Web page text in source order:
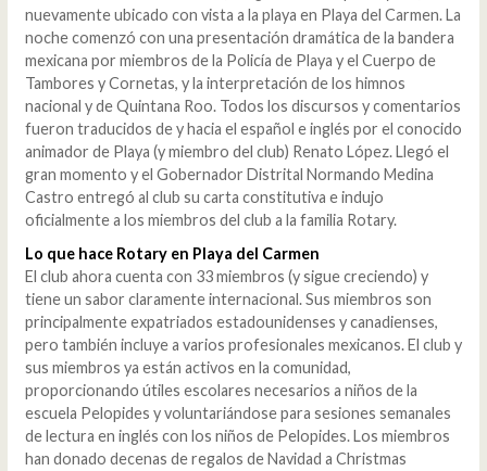
nuevamente ubicado con vista a la playa en Playa del Carmen. La
noche comenzó con una presentación dramática de la bandera
mexicana por miembros de la Policía de Playa y el Cuerpo de
Tambores y Cornetas, y la interpretación de los himnos
nacional y de Quintana Roo. Todos los discursos y comentarios
fueron traducidos de y hacia el español e inglés por el conocido
animador de Playa (y miembro del club) Renato López. Llegó el
gran momento y el Gobernador Distrital Normando Medina
Castro entregó al club su carta constitutiva e indujo
oficialmente a los miembros del club a la familia Rotary.
Lo que hace Rotary en Playa del Carmen
El club ahora cuenta con 33 miembros (y sigue creciendo) y
tiene un sabor claramente internacional. Sus miembros son
principalmente expatriados estadounidenses y canadienses,
pero también incluye a varios profesionales mexicanos. El club y
sus miembros ya están activos en la comunidad,
proporcionando útiles escolares necesarios a niños de la
escuela Pelopides y voluntariándose para sesiones semanales
de lectura en inglés con los niños de Pelopides. Los miembros
han donado decenas de regalos de Navidad a Christmas